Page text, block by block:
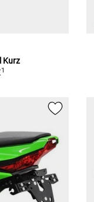
Kurz
1